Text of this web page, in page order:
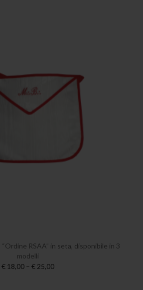
RSAA” in seta, disponibile in 3
modelli
€ 18,00 – € 25,00